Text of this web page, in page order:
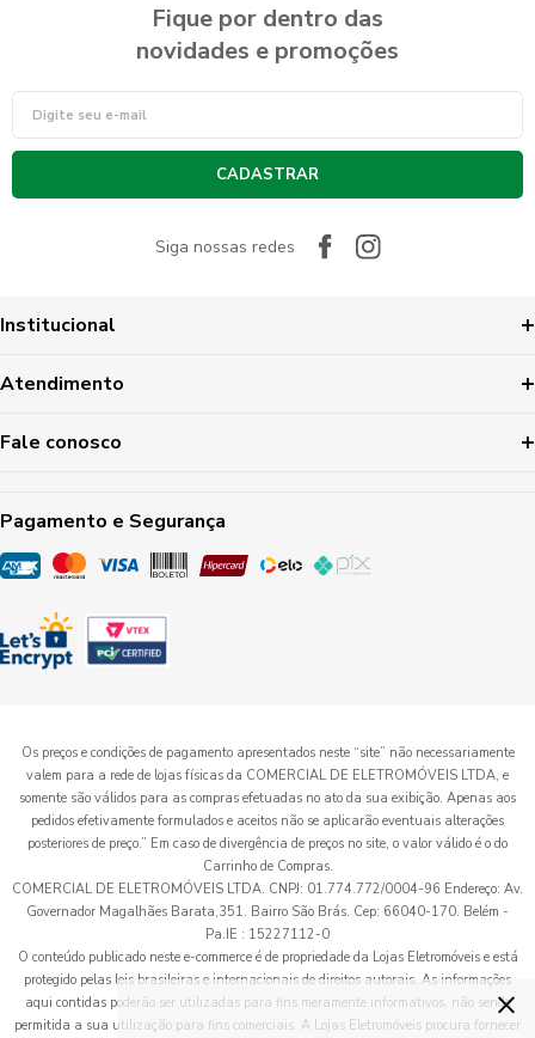
Fique por dentro das
novidades e promoções
CADASTRAR
Siga nossas redes
Institucional
Atendimento
Fale conosco
Pagamento e Segurança
Os preços e condições de pagamento apresentados neste “site” não necessariamente
valem para a rede de lojas físicas da COMERCIAL DE ELETROMÓVEIS LTDA, e
somente são válidos para as compras efetuadas no ato da sua exibição. Apenas aos
pedidos efetivamente formulados e aceitos não se aplicarão eventuais alterações
posteriores de preço.” Em caso de divergência de preços no site, o valor válido é o do
Carrinho de Compras.
COMERCIAL DE ELETROMÓVEIS LTDA. CNPJ: 01.774.772/0004-96 Endereço: Av.
Governador Magalhães Barata,351. Bairro São Brás. Cep: 66040-170. Belém -
Pa.IE : 15227112-0
O conteúdo publicado neste e-commerce é de propriedade da Lojas Eletromóveis e está
protegido pelas leis brasileiras e internacionais de direitos autorais. As informações
aqui contidas poderão ser utilizadas para fins meramente informativos, não sendo
permitida a sua utilização para fins comerciais. A Lojas Eletromóveis procura fornecer
×